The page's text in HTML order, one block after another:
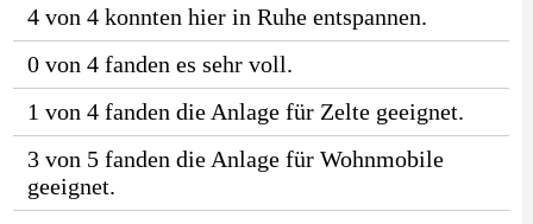
4 von 4 konnten hier in Ruhe entspannen.
0 von 4 fanden es sehr voll.
1 von 4 fanden die Anlage für Zelte geeignet.
3 von 5 fanden die Anlage für Wohnmobile
geeignet.